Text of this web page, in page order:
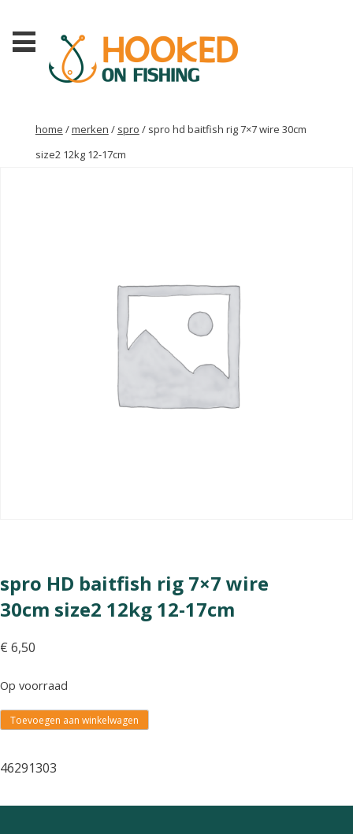
home /merken / spro / spro hd baitfish rig 7×7 wire 30cm
size2 12kg 12-17cm
spro HD baitfish rig 7×7 wire
30cm size2 12kg 12-17cm
€ 6,50
Op voorraad
Toevoegen aan winkelwagen
46291303